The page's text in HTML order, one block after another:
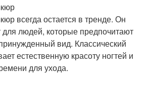
всегда остается в тренде. Он
для людей, которые предпочитают
вид. Классический
естественную красоту ногтей и
для ухода.